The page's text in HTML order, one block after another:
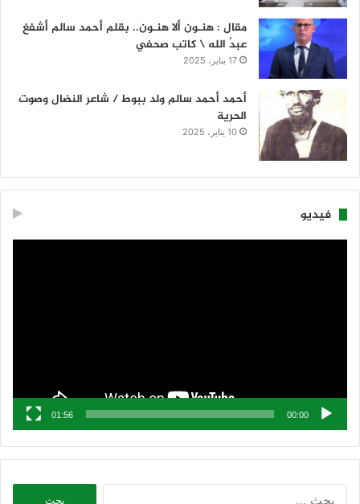
مقال : هنـون ألا هنـون.. بقلم أحمد سالم أشفغ
عبدُ الله \ كاتب صحفي
17 يناير، 2025
أحمد أحمد سالم ولد ببوط / شاعر النضال وصوت
الحرية
10 يناير، 2025
فيديو
00:00
01:56